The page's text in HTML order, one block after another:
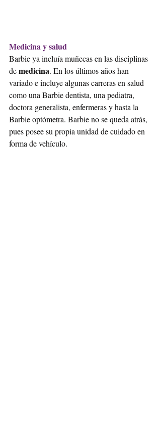
Medicina y salud
Barbie ya incluía muñecas en las disciplinas
de medicina. En los últimos años han
variado e incluye algunas carreras en salud
como una Barbie dentista, una pediatra,
doctora generalista, enfermeras y hasta la
Barbie optómetra. Barbie no se queda atrás,
pues posee su propia unidad de cuidado en
forma de vehículo.